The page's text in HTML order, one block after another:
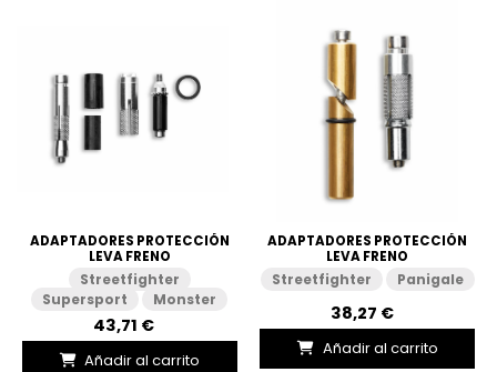
ADAPTADORES PROTECCIÓN
LEVA FRENO
Streetfighter
Supersport
Monster
43,71 €
Añadir al carrito
ADAPTADORES PROTECCIÓN
LEVA FRENO
Streetfighter Panigale
38,27 €
Añadir al carrito